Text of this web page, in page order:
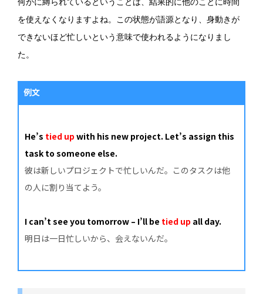
何かに縛られているということは、結果的に他のことに時間
を使えなくなりますよね。この状態が語源となり、身動きが
できないほど忙しいという意味で使われるようになりまし
た。
例文
He’s tied up with his new project. Let’s assign this
task to someone else.
彼は新しいプロジェクトで忙しいんだ。このタスクは他
の人に割り当てよう。
I can’t see you tomorrow – I’ll be tied up all day.
明日は一日忙しいから、会えないんだ。